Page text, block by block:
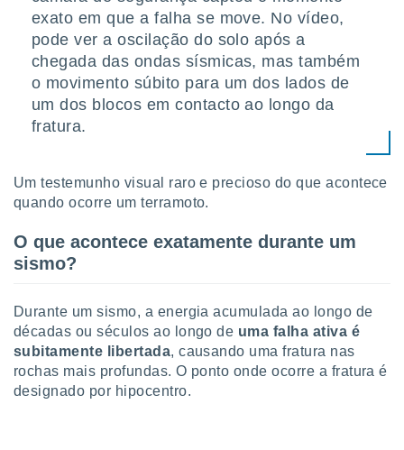
utilizar
medir
da
dos
os
ou
de dados
fontes,
e melhorar
dados
exato em que a falha se move. No vídeo,
pode ver a oscilação do solo após a
chegada das ondas sísmicas, mas também
o movimento súbito para um dos lados de
um dos blocos em contacto ao longo da
fratura.
Um testemunho visual raro e precioso do que acontece
quando ocorre um terramoto.
O que acontece exatamente durante um
sismo?
Durante um sismo, a energia acumulada ao longo de
décadas ou séculos ao longo de uma falha ativa é
subitamente libertada, causando uma fratura nas
rochas mais profundas. O ponto onde ocorre a fratura é
designado por hipocentro.